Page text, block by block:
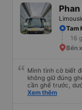
Tam
16
Bến
Mình tình cờ biết
không giữ đúng
cần ghế trước,
rõ ràng, chuyên
Xem thêm